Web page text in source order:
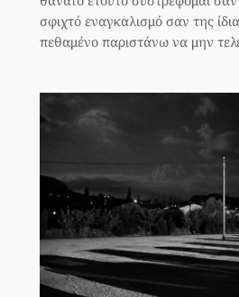
σφιχτό εναγκαλισμό σαν της
πεθαμένο παριστάνω να μην